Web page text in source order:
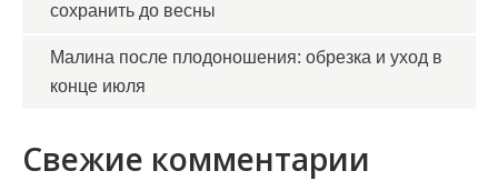
сохранить до весны
Малина после плодоношения: обрезка и уход в
конце июля
Свежие комментарии